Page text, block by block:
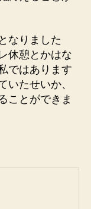
なりました
休憩とかはな
ではあります
いたせいか、
ことができま